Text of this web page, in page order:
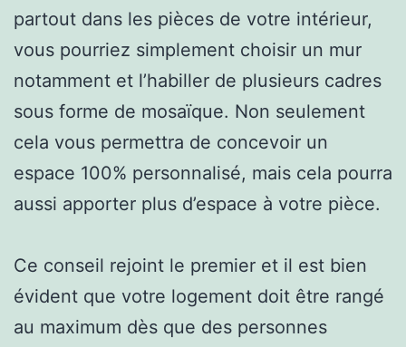
partout dans les pièces de votre intérieur,
vous pourriez simplement choisir un mur
notamment et l’habiller de plusieurs cadres
sous forme de mosaïque. Non seulement
cela vous permettra de concevoir un
espace 100% personnalisé, mais cela pourra
aussi apporter plus d’espace à votre pièce.
Ce conseil rejoint le premier et il est bien
évident que votre logement doit être rangé
au maximum dès que des personnes